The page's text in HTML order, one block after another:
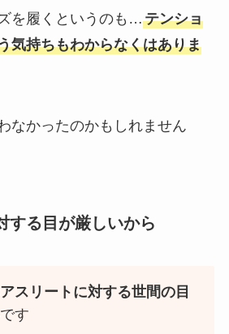
を履くというのも…テンショ
気持ちもわからなくはありま
なかったのかもしれません
る目が厳しいから
スリートに対する世間の目
す